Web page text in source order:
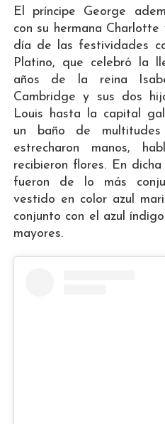
El príncipe George
con su hermana
día de las festividades
Platino, que celebró la
años de la reina
Cambridge y sus dos
Louis hasta la capital
un baño de
estrecharon manos,
recibieron flores. En
fueron de lo más
vestido en color azul
conjunto con el azul
mayores.